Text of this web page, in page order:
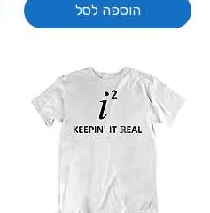
הוספה לסל